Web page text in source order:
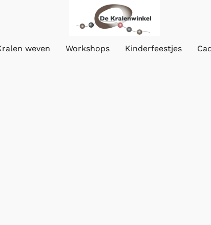
weven Workshops Kinderfeestjes